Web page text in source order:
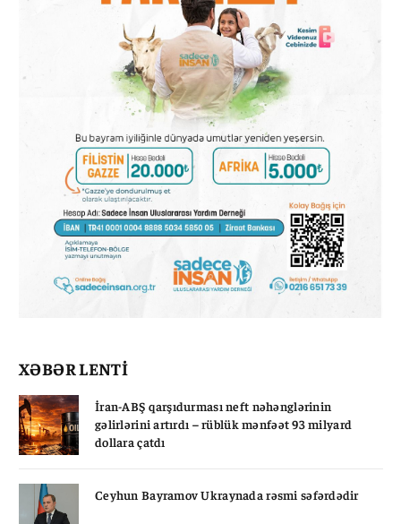
XƏBƏR LENTİ
İran-ABŞ qarşıdurması neft nəhənglərinin
gəlirlərini artırdı – rüblük mənfəət 93 milyard
dollara çatdı
Ceyhun Bayramov Ukraynada rəsmi səfərdədir